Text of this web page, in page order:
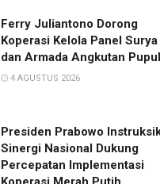
Ferry Juliantono Dorong
Koperasi Kelola Panel Surya
dan Armada Angkutan
4 AGUSTUS 2026
Presiden Prabowo
Sinergi Nasional Dukung
Percepatan Implementasi